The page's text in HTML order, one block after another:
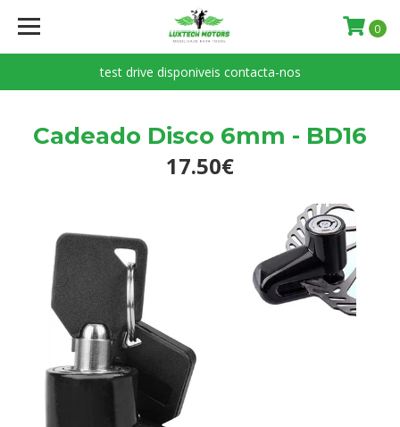
test drive disponiveis contacta-nos
0
Cadeado Disco 6mm - BD16
17.50€